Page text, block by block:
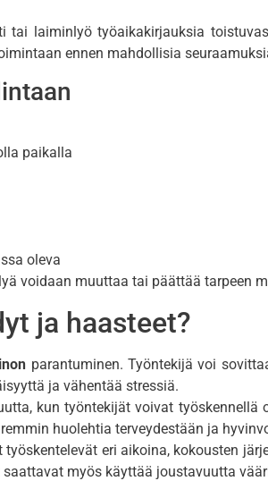
laiminlyö työaikakirjauksia
ennen mahdollisia
paikalla
oleva
voidaan muuttaa tai päättää tarpeen
ja haasteet?
parantuminen. Työntekijä voi
ja vähentää stressiä.
kun työntekijät voivat työskennellä
huolehtia terveydestään ja
eri aikoina, kokousten
myös käyttää joustavuutta